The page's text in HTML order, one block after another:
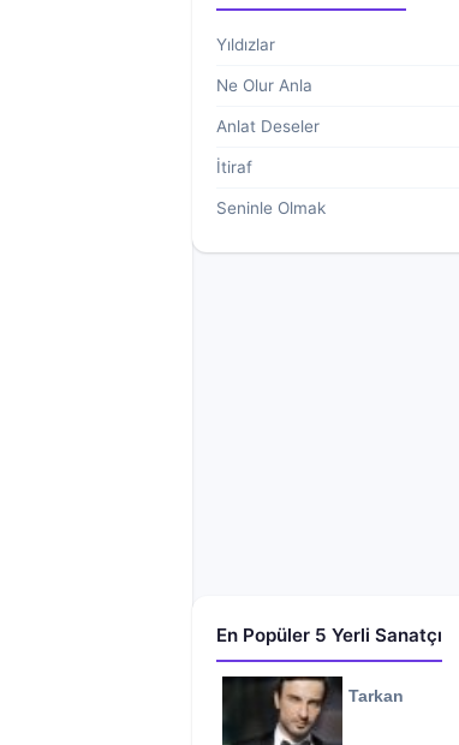
Yıldızlar
Ne Olur Anla
Anlat Deseler
İtiraf
Seninle Olmak
En Popüler 5 Yerli Sanatçı
Tarkan